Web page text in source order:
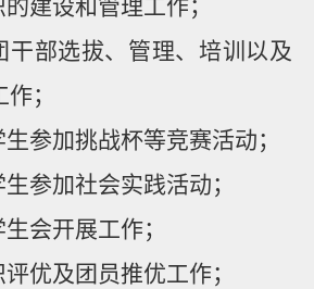
建设和管理工作；
干部选拔、管理、培训以及
；
参加挑战杯等竞赛活动；
参加社会实践活动；
会开展工作；
优及团员推优工作；